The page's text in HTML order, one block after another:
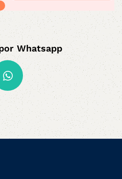
Whatsapp